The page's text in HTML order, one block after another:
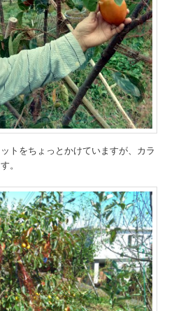
トをちょっとかけていますが、カラ
。